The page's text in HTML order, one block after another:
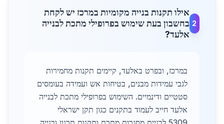
2
אילו תקנות בנייה מקומיות במרכז יש לקחת
בחשבון בעת שימוש בפרופילי מתכת לבנייה
אלעד?
במרכז, ובפרט באלעד, קיימים תקנות מחמירות
לגבי עמידות מבנים, בטיחות אש ועמידה בעומסים
סטטיים ודינמיים. השימוש בפרופילי מתכת לבנייה
אלעד חייב לעמוד בתקנים כגון תקן ישראלי